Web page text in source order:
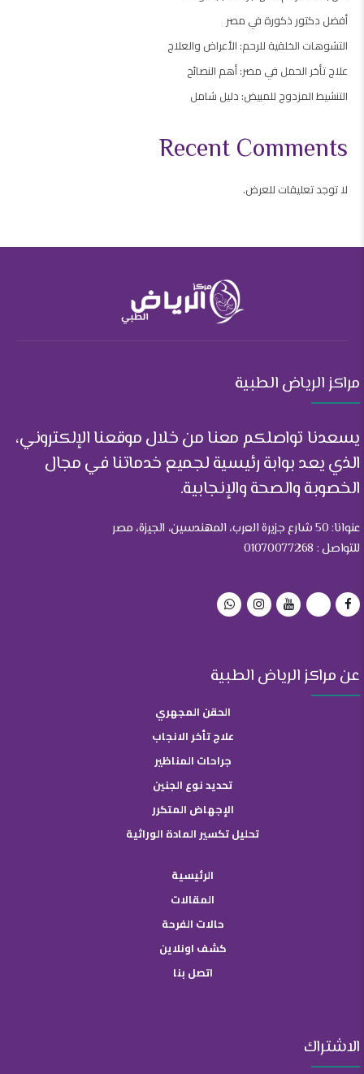
أفضل دكتور ذكورة في مصر
التشوهات الخلقية للرحم: الأعراض والعلاج
علاج تأخر الحمل في مصر: أهم النصائح
التنشيط المزدوج للمبيض: دليل شامل
Recent Comments
لا توجد تعليقات للعرض.
مراكز الرياض الطبية
يسعدنا تواصلكم معنا من خلال موقعنا الإلكتروني،
الذي يعد بوابة رئيسية لجميع خدماتنا في مجال
الخصوبة والصحة والإنجابية.
عنوانا: 50 شارع جزيرة العرب، المهندسين، الجيزة، مصر
للتواصل : 01070077268
عن مراكز الرياض الطبية
الحقن المجهري
علاج تأخر الانجاب
جراحات المناظير
تحديد نوع الجنين
الإجهاض المتكرر
تحليل تكسير المادة الوراثية
الرئيسية
المقالات
حالات الفرحة
كشف اونلاين
اتصل بنا
الاشتراك